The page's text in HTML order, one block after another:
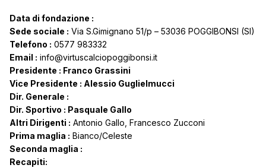
Data di fondazione :
Sede sociale : Via S.Gimignano 51/p – 53036 POGGIBONSI (SI)
Telefono : 0577 983332
Email : info@virtuscalciopoggibonsi.it
Presidente : Franco Grassini
Vice Presidente : Alessio Guglielmucci
Dir. Generale :
Dir. Sportivo : Pasquale Gallo
Altri Dirigenti : Antonio Gallo, Francesco Zucconi
Prima maglia : Bianco/Celeste
Seconda maglia :
Recapiti: